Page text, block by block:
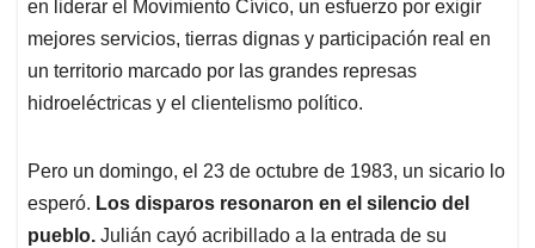
en liderar el Movimiento Cívico, un esfuerzo por exigir
mejores servicios, tierras dignas y participación real en
un territorio marcado por las grandes represas
hidroeléctricas y el clientelismo político.
Pero un domingo, el 23 de octubre de 1983, un sicario lo
esperó. Los disparos resonaron en el silencio del
pueblo. Julián cayó acribillado a la entrada de su